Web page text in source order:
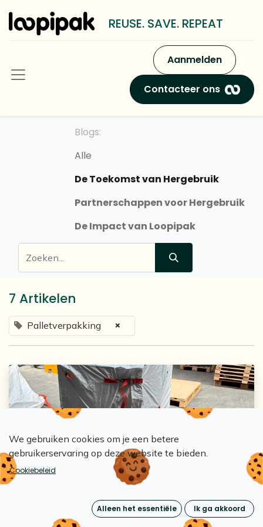
REUSE. SAVE. REPEAT
Aanmelden
Contacteer ons
Blogs:
Alle
De Toekomst van Hergebruik
Partnerschappen voor Hergebruik
De Impact van Loopipak
7 Artikelen
Palletverpakking ×
Loopipak
Hoe kan men plastic folie in de logistiek
0 670
We gebruiken cookies om je een betere
gebruikerservaring op deze website te bieden.
Cookiebeleid
Alleen het essentiële Ik ga akkoord